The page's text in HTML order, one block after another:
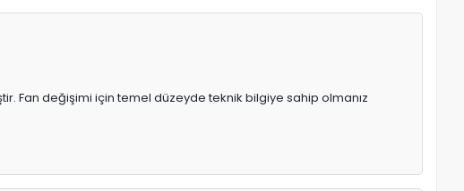
Fan değişimi için temel düzeyde teknik bilgiye sahip olmanız